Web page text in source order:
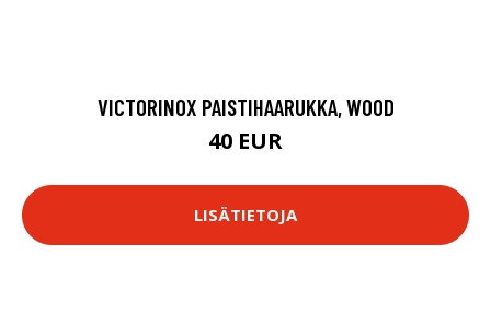
VICTORINOX PAISTIHAARUKKA, WOOD
40 EUR
LISÄTIETOJA